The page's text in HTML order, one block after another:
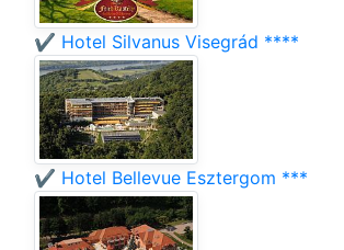
✔️ Hotel Silvanus Visegrád ****
✔️ Hotel Bellevue Esztergom ***